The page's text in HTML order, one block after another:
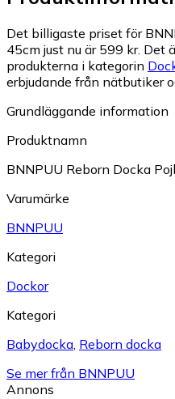
Det billigaste priset för
45cm just nu är 599 kr. Det
produkterna i kategorin
erbjudande från nätbutiker
Grundläggande information
Produktnamn
BNNPUU Reborn Docka
Varumärke
BNNPUU
Kategori
Dockor
Kategori
Babydocka, Reborn docka
Se mer från BNNPUU
Annons